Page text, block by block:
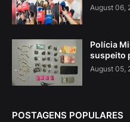
August 06,
Polícia
suspeito
August 05,
POSTAGENS POPULARES